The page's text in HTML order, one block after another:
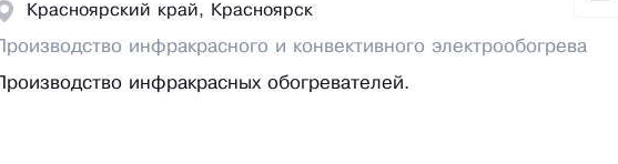
Красноярский край, Красноярск
Производство инфракрасного и конвективного электрообогрева
Производство инфракрасных обогревателей.